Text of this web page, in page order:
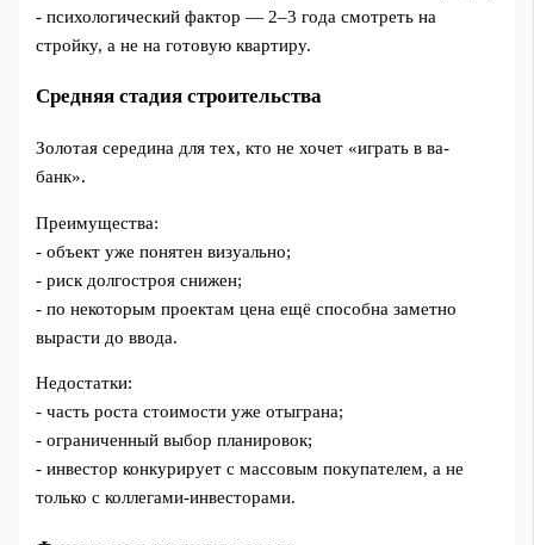
- психологический фактор — 2–3 года смотреть на
стройку, а не на готовую квартиру.
Средняя стадия строительства
Золотая середина для тех, кто не хочет «играть в ва-
банк».
Преимущества:
- объект уже понятен визуально;
- риск долгостроя снижен;
- по некоторым проектам цена ещё способна заметно
вырасти до ввода.
Недостатки:
- часть роста стоимости уже отыграна;
- ограниченный выбор планировок;
- инвестор конкурирует с массовым покупателем, а не
только с коллегами-инвесторами.